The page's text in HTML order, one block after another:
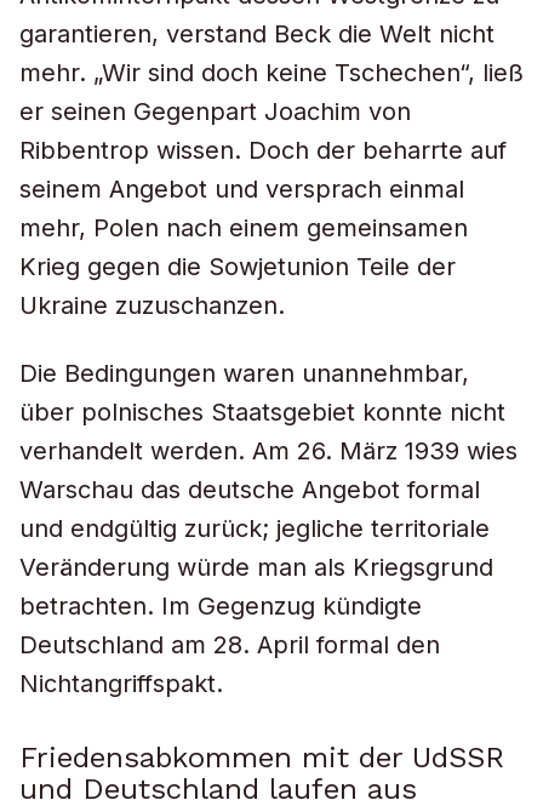
garantieren, verstand Beck die Welt nicht
mehr. „Wir sind doch keine Tschechen“, ließ
er seinen Gegenpart Joachim von
Ribbentrop wissen. Doch der beharrte auf
seinem Angebot und versprach einmal
mehr, Polen nach einem gemeinsamen
Krieg gegen die Sowjetunion Teile der
Ukraine zuzuschanzen.
Die Bedingungen waren unannehmbar,
über polnisches Staatsgebiet konnte nicht
verhandelt werden. Am 26. März 1939 wies
Warschau das deutsche Angebot formal
und endgültig zurück; jegliche territoriale
Veränderung würde man als Kriegsgrund
betrachten. Im Gegenzug kündigte
Deutschland am 28. April formal den
Nichtangriffspakt.
Friedensabkommen mit der UdSSR
und Deutschland laufen aus